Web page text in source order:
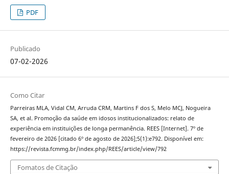
PDF
Publicado
07-02-2026
Como Citar
Parreiras MLA, Vidal CM, Arruda CRM, Martins F dos S, Melo MCJ, Nogueira
SA, et al. Promoção da saúde em idosos institucionalizados: relato de
experiência em instituições de longa permanência. REES [Internet]. 7º de
fevereiro de 2026 [citado 6º de agosto de 2026];5(1):e792. Disponível em:
https://revista.fcmmg.br/index.php/REES/article/view/792
Fomatos de Citação